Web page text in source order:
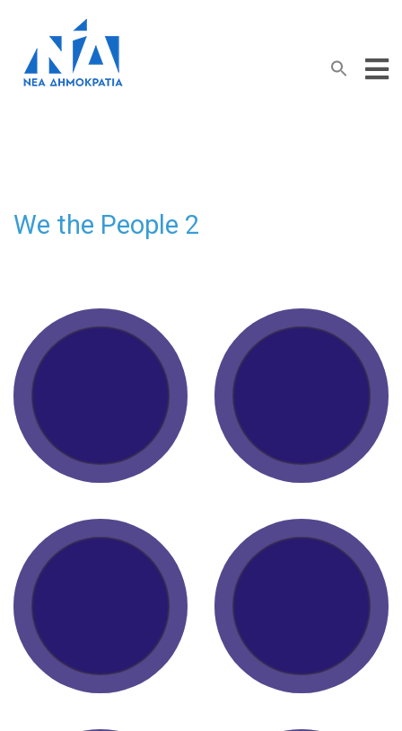
Search
for:
Search Button
We the People 2